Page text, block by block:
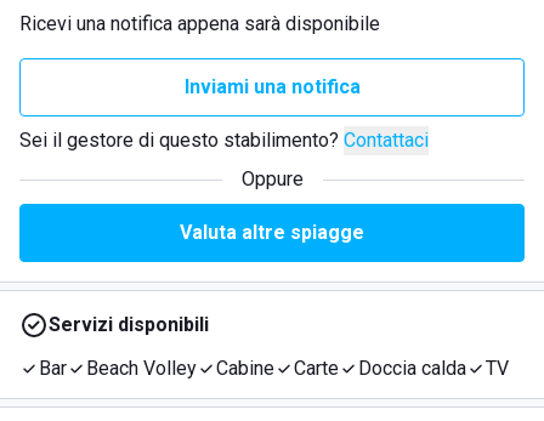
Ricevi una notifica appena sarà disponibile
Inviami una notifica
Sei il gestore di questo stabilimento? Contattaci
Oppure
Valuta altre spiagge
Servizi disponibili
Bar
Beach Volley Cabine Carte Doccia calda TV